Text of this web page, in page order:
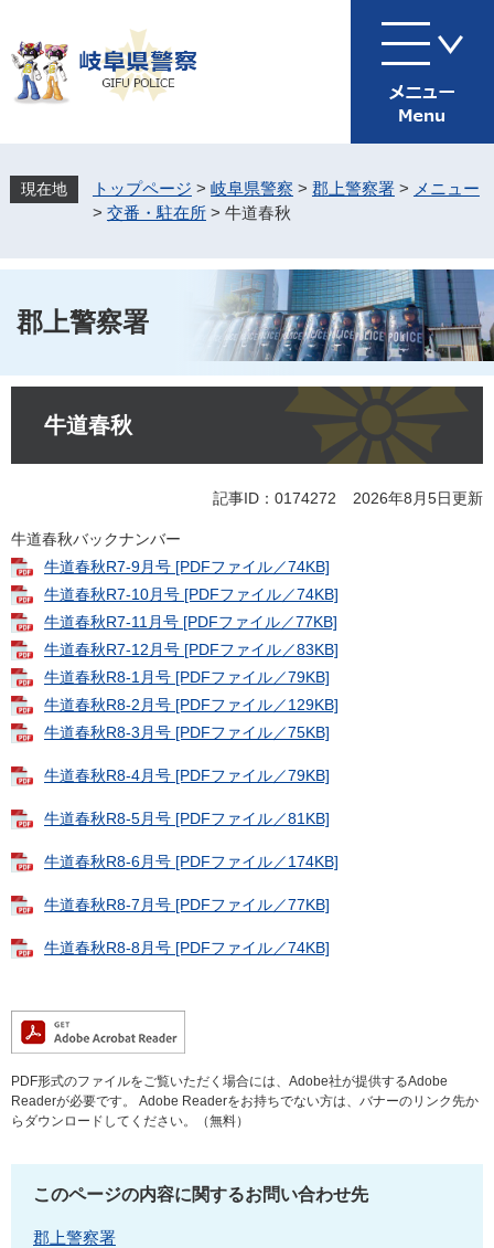
ジ
先
す
ュ
を
し
へ
トップページ > 岐阜県警察 > 郡上警察署 > メニュー
> 交番・駐在所> 牛道春秋
郡上警察署
牛道春秋
記事ID：0174272 2026年8月5日更新
牛道春秋バックナンバー
牛道春秋R7-9月号 [PDFファイル／74KB]
牛道春秋R7-10月号 [PDFファイル／74KB]
牛道春秋R7-11月号 [PDFファイル／77KB]
牛道春秋R7-12月号 [PDFファイル／83KB]
牛道春秋R8-1月号 [PDFファイル／79KB]
牛道春秋R8-2月号 [PDFファイル／129KB]
牛道春秋R8-3月号 [PDFファイル／75KB]
牛道春秋R8-4月号 [PDFファイル／79KB]
牛道春秋R8-5月号 [PDFファイル／81KB]
牛道春秋R8-6月号 [PDFファイル／174KB]
牛道春秋R8-7月号 [PDFファイル／77KB]
牛道春秋R8-8月号 [PDFファイル／74KB]
PDF形式のファイルをご覧いただく場合には、Adobe社が提供するAdobe
Readerが必要です。
Adobe Readerをお持ちでない方は、バナーのリンク先か
らダウンロードしてください。（無料）
このページの内容に関するお問い合わせ先
郡上警察署